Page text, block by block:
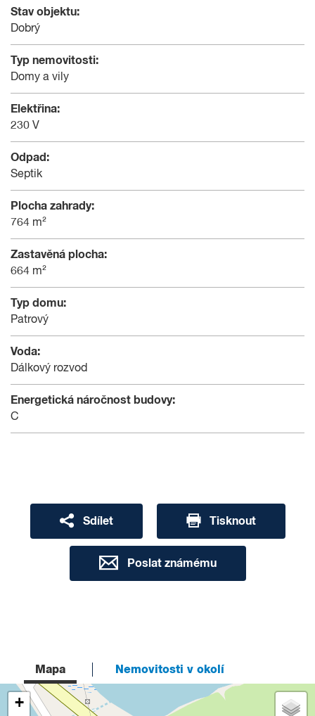
Stav objektu:
Dobrý
Typ nemovitosti:
Domy a vily
Elektřina:
230 V
Odpad:
Septik
Plocha zahrady:
764 m²
Zastavěná plocha:
664 m²
Typ domu:
Patrový
Voda:
Dálkový rozvod
Energetická náročnost budovy:
C
Sdílet Tisknout
Poslat známému
Mapa Nemovitosti v okolí
+